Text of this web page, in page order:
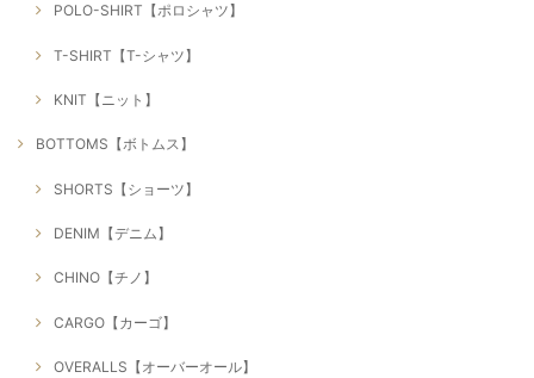
POLO-SHIRT【ポロシャツ】
T-SHIRT【T-シャツ】
KNIT【ニット】
BOTTOMS【ボトムス】
SHORTS【ショーツ】
DENIM【デニム】
CHINO【チノ】
CARGO【カーゴ】
OVERALLS【オーバーオール】